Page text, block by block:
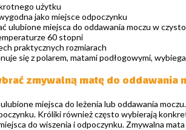
użytku
jako miejsce odpoczynku
ulubione miejsca do oddawania moczu w
60 stopni
praktycznych rozmiarach
się z polarem, matami podłogowymi,
zmywalną matę do oddawania
miejsca do leżenia lub oddawania
Króliki również często wybierają
do wiszenia i odpoczynku. Zmywalna